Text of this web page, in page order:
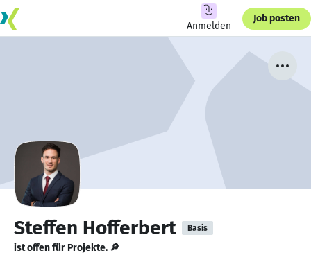
Anmelden
Job posten
Steffen Hofferbert Basis
ist offen für Projekte. 🔎